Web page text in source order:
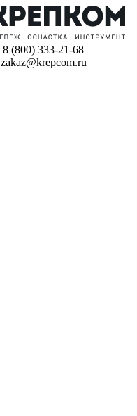
8 (800) 333-21-68
zakaz@krepcom.ru